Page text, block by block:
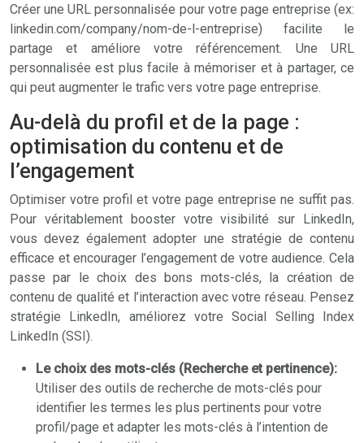
Créer une URL personnalisée pour votre page entreprise (ex:
linkedin.com/company/nom-de-l-entreprise) facilite le
partage et améliore votre référencement. Une URL
personnalisée est plus facile à mémoriser et à partager, ce
qui peut augmenter le trafic vers votre page entreprise.
Au-delà du profil et de la page :
optimisation du contenu et de
l’engagement
Optimiser votre profil et votre page entreprise ne suffit pas.
Pour véritablement booster votre visibilité sur LinkedIn,
vous devez également adopter une stratégie de contenu
efficace et encourager l’engagement de votre audience. Cela
passe par le choix des bons mots-clés, la création de
contenu de qualité et l’interaction avec votre réseau. Pensez
stratégie LinkedIn, améliorez votre Social Selling Index
LinkedIn (SSI).
Le choix des mots-clés (Recherche et pertinence):
Utiliser des outils de recherche de mots-clés pour
identifier les termes les plus pertinents pour votre
profil/page et adapter les mots-clés à l’intention de